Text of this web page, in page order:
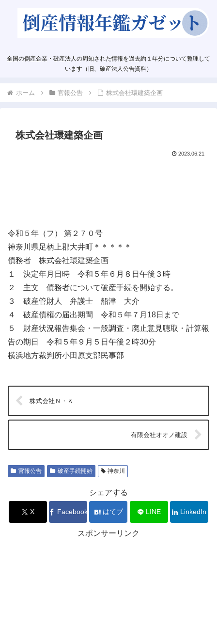
全国の倒産企業・破産法人の周知された情報を過去約１年分について整理して
います（旧、破産法人公告資料）
ホーム 官報公告 株式会社環建築企画
株式会社環建築企画
2023.06.21
令和５年（フ） 第２７０号
神奈川県足柄上郡大井町＊＊＊＊＊
債務者 株式会社環建築企画
１ 決定年月日時 令和５年６月８日午後３時
２ 主文 債務者について破産手続を開始する。
３ 破産管財人 弁護士 船津 大介
４ 破産債権の届出期間 令和５年７月18日まで
５ 財産状況報告集会・一般調査・廃止意見聴取・計算報
告の期日 令和５年９月５日午後２時30分
横浜地方裁判所小田原支部民事部
株式会社Ｎ・Ｋ
有限会社オオノ建設
官報公告 破産手続開始 神奈川
シェアする
X Facebook はてブ LINE LinkedIn
スポンサーリンク